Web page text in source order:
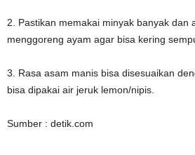
2. Pastikan memakai minyak banyak dan
menggoreng ayam agar bisa kering
3. Rasa asam manis bisa disesuaikan
bisa dipakai air jeruk lemon/nipis.
Sumber : detik.com